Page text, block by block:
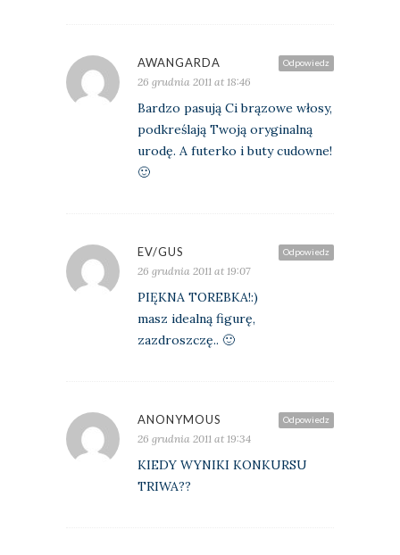
Odpowiedz
AWANGARDA
26 grudnia 2011 at 18:46
Bardzo pasują Ci brązowe włosy,
podkreślają Twoją oryginalną
urodę. A futerko i buty cudowne!
🙂
Odpowiedz
EV/GUS
26 grudnia 2011 at 19:07
PIĘKNA TOREBKA!:)
masz idealną figurę,
zazdroszczę.. 🙂
Odpowiedz
ANONYMOUS
26 grudnia 2011 at 19:34
KIEDY WYNIKI KONKURSU
TRIWA??